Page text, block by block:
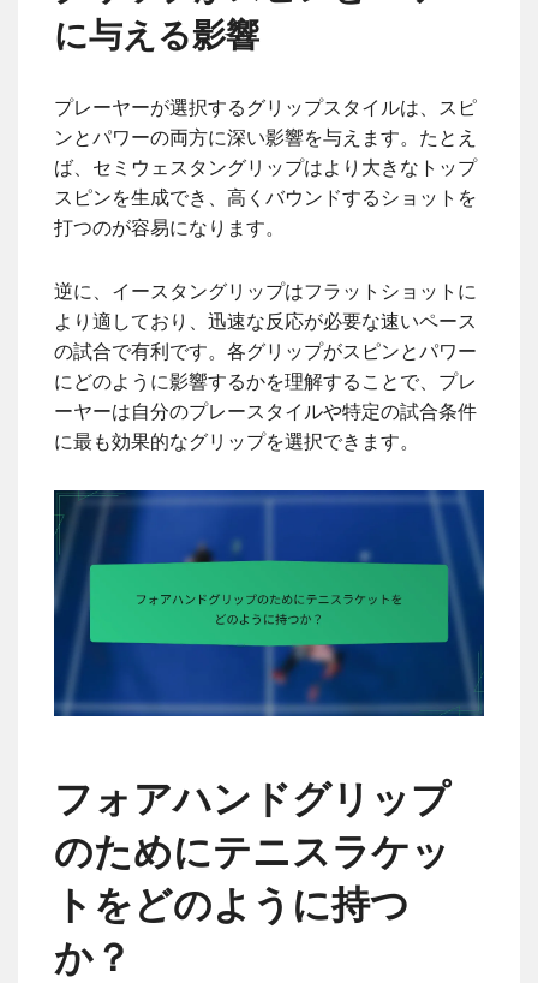
に与える影響
プレーヤーが選択するグリップスタイルは、スピ
ンとパワーの両方に深い影響を与えます。たとえ
ば、セミウェスタングリップはより大きなトップ
スピンを生成でき、高くバウンドするショットを
打つのが容易になります。
逆に、イースタングリップはフラットショットに
より適しており、迅速な反応が必要な速いペース
の試合で有利です。各グリップがスピンとパワー
にどのように影響するかを理解することで、プレ
ーヤーは自分のプレースタイルや特定の試合条件
に最も効果的なグリップを選択できます。
フォアハンドグリップ
のためにテニスラケッ
トをどのように持つ
か？